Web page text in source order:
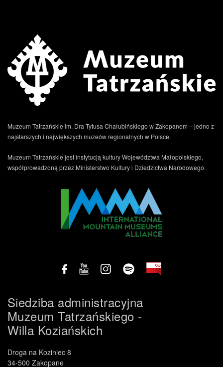
Muzeum Tatrzańskie im. Dra Tytusa Chałubińskiego w Zakopanem – jedno z
najstarszych i największych muzeów regionalnych w Polsce.
Muzeum Tatrzańskie jest instytucją kultury Województwa Małopolskiego,
współprowadzoną przez Ministerstwo Kultury i Dziedzictwa Narodowego.
Siedziba administracyjna
Muzeum Tatrzańskiego -
Willa Koziańskich
Droga na Koziniec 8
34-500 Zakopane